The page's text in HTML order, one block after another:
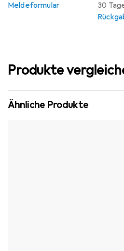
30
Meldeformular
Produkte
Ähnliche Produkte